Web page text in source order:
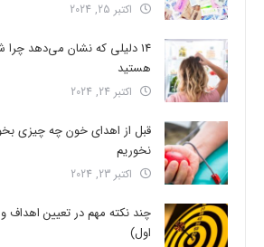
اکتبر 25, 2024
14 دلیلی که نشان می‌دهد
هستید
اکتبر 24, 2024
قبل از اهدای خون چه چیزی
نخوریم
اکتبر 23, 2024
چند نکته مهم در تعیین
اول)